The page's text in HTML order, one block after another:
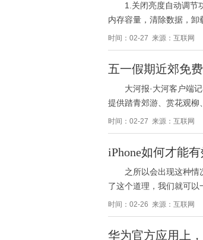
1.关闭亮度自动调节
内存容量，清除数据，卸
时间：02-27 来源：互联网
五一假期近郊免
大河报·大河客户端
提供踏青郊游、赏花观
时间：02-27 来源：互联网
iPhone如何才能
之所以会出现这种情
了这个道理，我们就可以
时间：02-26 来源：互联网
华为官方应用上